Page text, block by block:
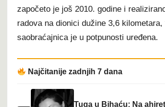
započeto je još 2010. godine i
radova na dionici dužine 3,6
saobraćajnica je u potpunosti uređena.
Najčitanije zadnjih 7 dana
Tuga u Bihaću: Na